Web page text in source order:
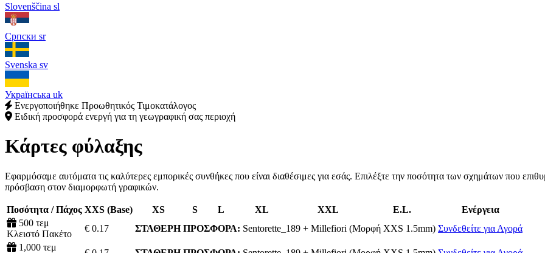
Slovenščina sl
Српски sr
Svenska sv
Українська uk
Ενεργοποιήθηκε Προωθητικός Τιμοκατάλογος
Ειδική προσφορά ενεργή για τη γεωγραφική σας περιοχή
Κάρτες φύλαξης
Εφαρμόσαμε αυτόματα τις καλύτερες εμπορικές συνθήκες που είναι διαθέσιμες για εσάς. Επιλέξτε την ποσότητα των σχημάτων που
πρόσβαση στον διαμορφωτή γραφικών.
Ποσότητα / Πάχος XXS (Base) XS S L XL XXL E.L.
Ενέργεια
500 τεμ
Κλειστό Πακέτο
€ 0.17 ΣΤΑΘΕΡΗ ΠΡΟΣΦΟΡΑ: Sentorette_189 + Millefiori (Μορφή XXS 1.5mm) Συνδεθείτε για Αγορά
1,000 τεμ